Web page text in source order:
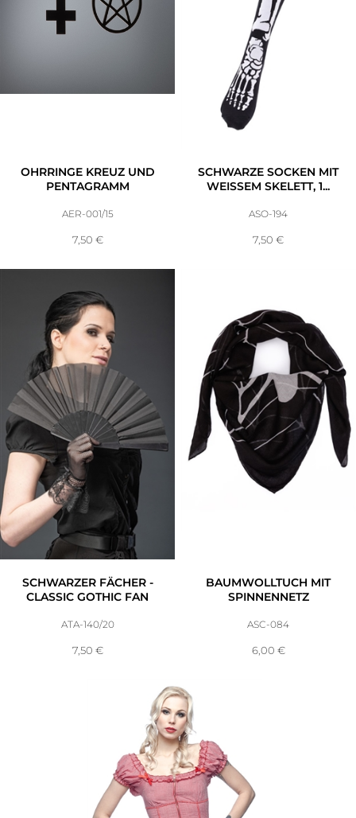
OHRRINGE KREUZ UND
PENTAGRAMM
AER-001/15
7,50 €
SCHWARZE SOCKEN MIT
WEISSEM SKELETT, 1...
ASO-194
7,50 €
SCHWARZER FÄCHER -
CLASSIC GOTHIC FAN
ATA-140/20
7,50 €
BAUMWOLLTUCH MIT
SPINNENNETZ
ASC-084
6,00 €